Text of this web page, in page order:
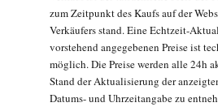
zum Zeitpunkt des Kaufs auf der
Verkäufers stand. Eine Echtzeit-
vorstehend angegebenen Preise ist
möglich. Die Preise werden alle 24h
Stand der Aktualisierung der
Datums- und Uhrzeitangabe zu